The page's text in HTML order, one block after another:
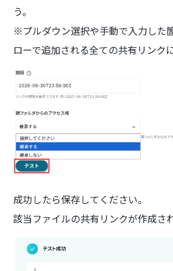
う。
※プルダウン選択や手動で入力した
ローで追加される全ての共有リンク
成功したら保存してください。
該当ファイルの共有リンクが作成さ